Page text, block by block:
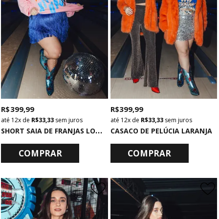
S
HORT SAIA DE FRANJAS LONGAS AZUL
R$ 399,99
12x de R$ 33,33 sem juros
COMPRAR
CASACO DE PELÚCIA LARANJA
R$ 399,99
12xde R$ 33,33sem juros
COMPRAR